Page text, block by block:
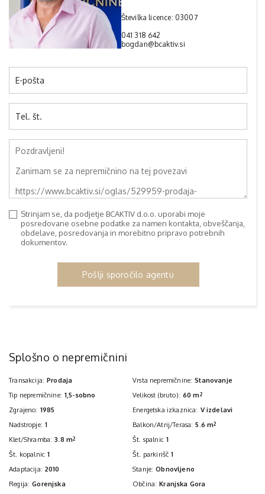
Splošno o nepremičnini
Transakcija: Prodaja Vrsta nepremičnine: Stanovanje
Tip nepremičnine: 1,5-sobno Velikost (bruto): 60 m2
Zgrajeno: 1985 Energetska izkaznica: V izdelavi
Nadstropje: 1 Balkon/Atrij/Terasa: 5.6 m2
Klet/Shramba: 3.8 m2 Št. spalnic 1
Št. kopalnic 1 Št. parkirišč 1
Adaptacija: 2010 Stanje: Obnovljeno
Regija: Gorenjska Občina: Kranjska Gora
Številka licence: 03007
041 318 642
bogdan@bcaktiv.si
Strinjam se, da podjetje BCAKTIV d.o.o. uporabi moje
posredovane osebne podatke za namen kontakta, obveščanja,
obdelave, posredovanja in morebitno pripravo potrebnih
dokumentov.
Pošlji sporočilo agentu